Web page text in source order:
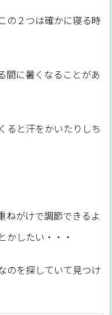
の２つは確かに寝る時
間に暑くなることがあ
ると汗をかいたりしち
ねがけで調節できるよ
かしたい・・・
のを探していて見つけ